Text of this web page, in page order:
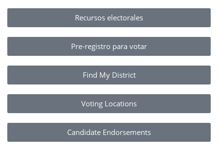
Recursos electorales
Pre-registro para votar
Find My District
Voting Locations
Candidate Endorsements